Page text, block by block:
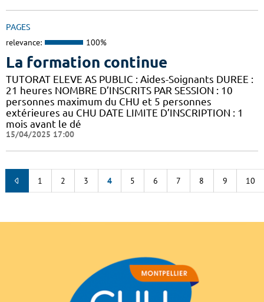
PAGES
relevance: 100%
La formation continue
TUTORAT ELEVE AS PUBLIC : Aides-Soignants DUREE :
21 heures NOMBRE D’INSCRITS PAR SESSION : 10
personnes maximum du CHU et 5 personnes
extérieures au CHU DATE LIMITE D’INSCRIPTION : 1
mois avant le dé
15/04/2025 17:00
1 2 3 4 5 6 7 8 9 10